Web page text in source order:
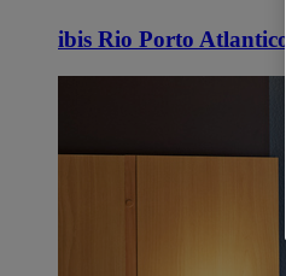
ibis Rio Porto Atlantico